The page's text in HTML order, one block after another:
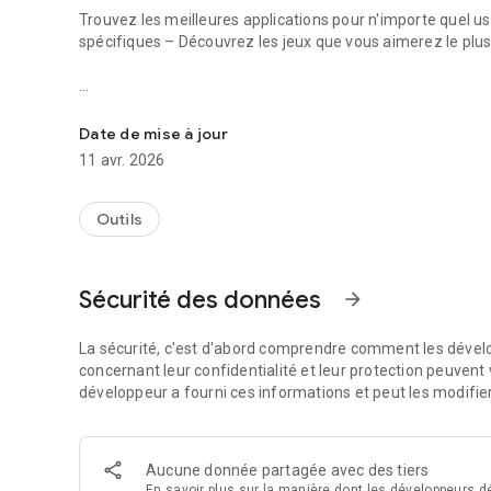
Trouvez les meilleures applications pour n'importe quel
spécifiques – Découvrez les jeux que vous aimerez le plus
★ Plus de 2 500 000 applications et jeux sont indexés
★ Plus de 10 faits sur chaque application directement
App Finder renvoie tous et uniquement les résultats qui
tous les mots/expressions de la requête doivent
Comme le montrent de nombreux exemples détaillés
résultats nettement plus pertinents que la «
Date de mise à jour
11 avr. 2026
Outils
Sécurité des données arrow_forward
La sécurité, c'est d'abord comprendre comment les
concernant leur confidentialité et leur protection
développeur a fourni ces informations et peut les
Aucune donnée partagée avec des tiers